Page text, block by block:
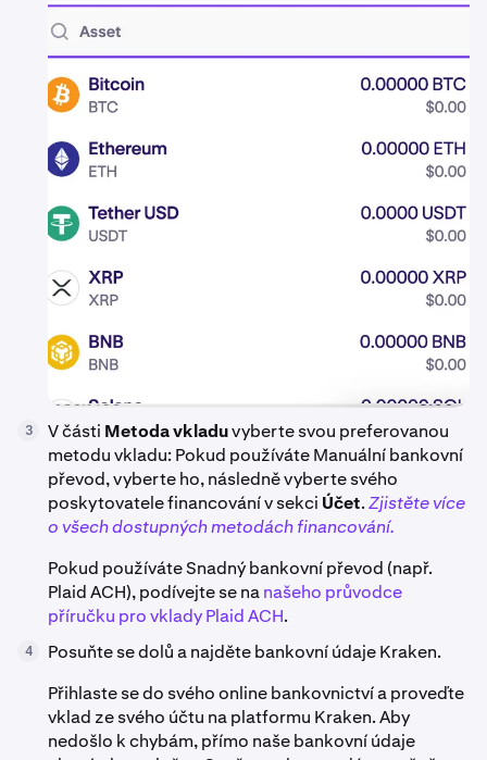
3 V části Metoda vkladuvyberte svou preferovanou
metodu vkladu: Pokud používáte Manuální bankovní
převod, vyberte ho, následně vyberte svého
poskytovatele financování v sekci Účet.Zjistěte více
o všech dostupných metodách financování.
Pokud používáte Snadný bankovní převod (např.
Plaid ACH), podívejte se nanašeho průvodce
příručku pro vklady Plaid ACH.
4
Posuňte se dolů a najděte bankovní údaje Kraken.
Přihlaste se do svého online bankovnictví a proveďte
vklad ze svého účtu na platformu Kraken. Aby
nedošlo k chybám, přímo naše bankovní údaje